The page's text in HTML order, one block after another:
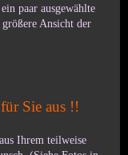
paar ausgewählte
Ansicht der
Sie aus !!
Ihrem teilweise